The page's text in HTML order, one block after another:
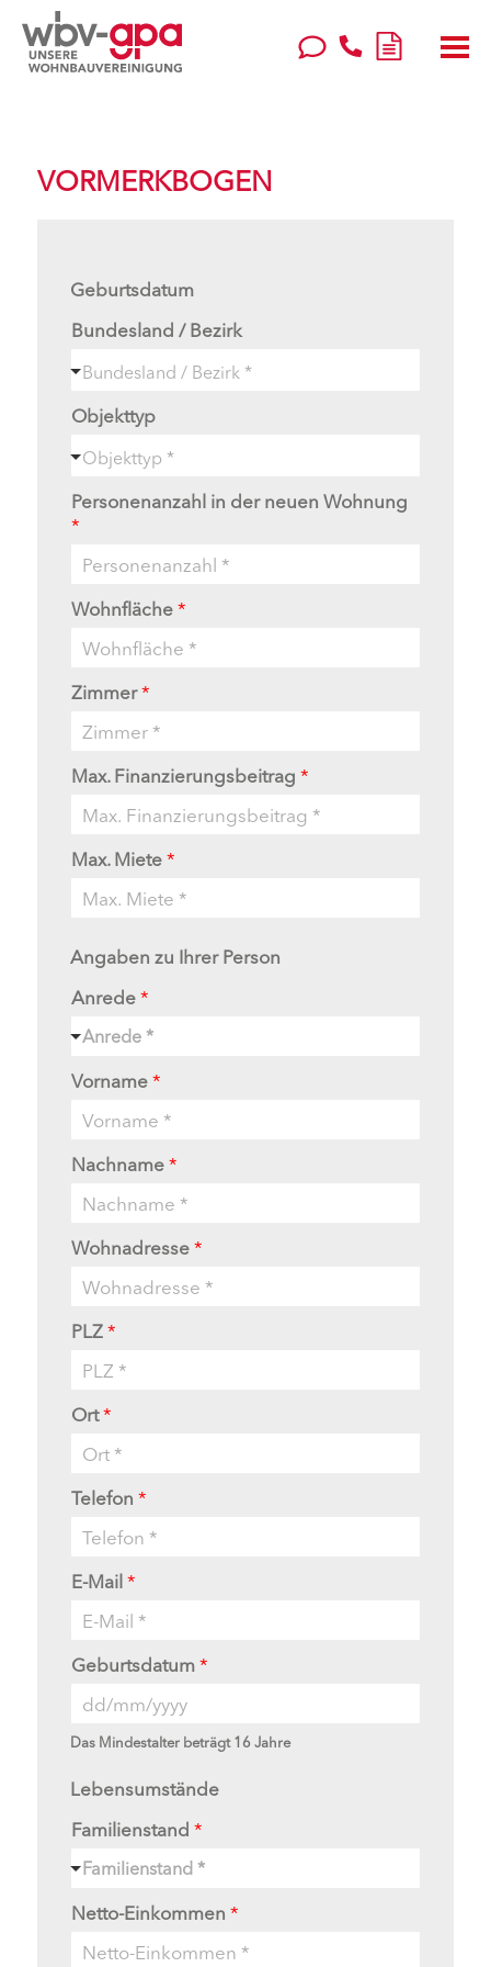
VORMERKBOGEN
Geburtsdatum
Bundesland / Bezirk
Objekttyp
Personenanzahl in der neuen Wohnung
*
Wohnfläche*
Zimmer*
Max. Finanzierungsbeitrag *
Max. Miete*
Angaben zu Ihrer Person
Anrede*
Anrede *
Vorname*
Nachname*
Wohnadresse*
PLZ*
Ort*
Telefon *
E-Mail*
Geburtsdatum*
Das Mindestalter beträgt 16 Jahre
Lebensumstände
Familienstand *
Familienstand *
Netto-Einkommen *